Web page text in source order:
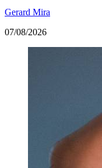
Gerard Mira
07/08/2026